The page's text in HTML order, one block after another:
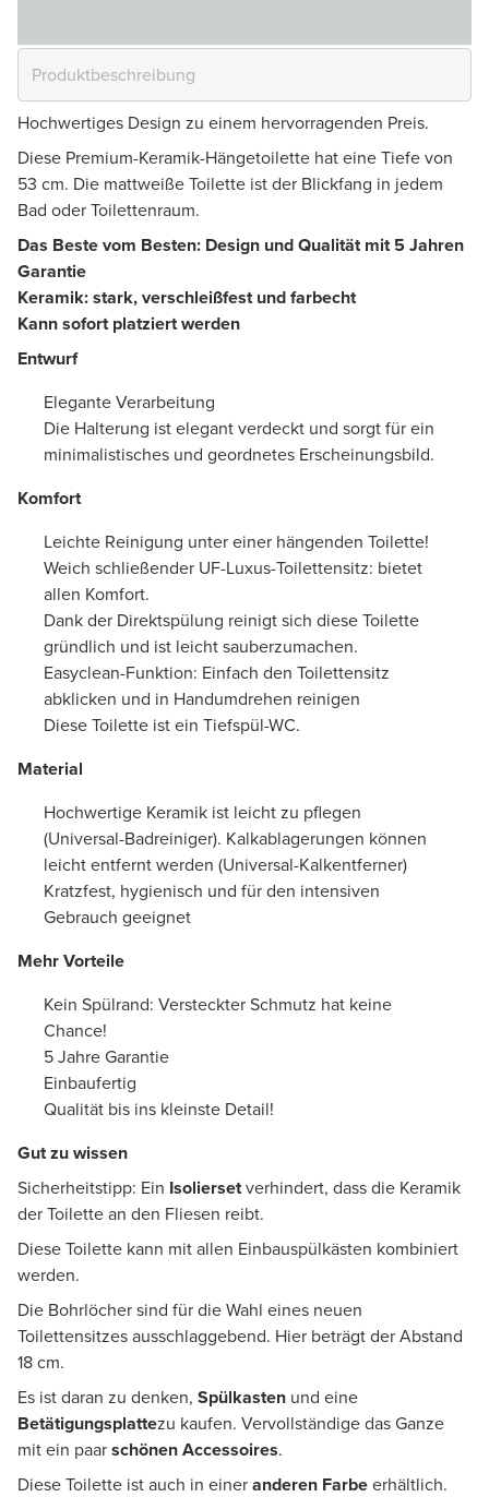
Hochwertiges Design zu einem hervorragenden Preis.
Diese Premium-Keramik-Hängetoilette hat eine Tiefe von
53 cm. Die mattweiße Toilette ist der Blickfang in jedem
Bad oder Toilettenraum.
Das Beste vom Besten: Design und Qualität mit 5 Jahren
Garantie
Keramik: stark, verschleißfest und farbecht
Kann sofort platziert werden
Entwurf
Elegante Verarbeitung
Die Halterung ist elegant verdeckt und sorgt für ein
minimalistisches und geordnetes Erscheinungsbild.
Komfort
Leichte Reinigung unter einer hängenden Toilette!
Weich schließender UF-Luxus-Toilettensitz: bietet
allen Komfort.
Dank der Direktspülung reinigt sich diese Toilette
gründlich und ist leicht sauberzumachen.
Easyclean-Funktion: Einfach den Toilettensitz
abklicken und in Handumdrehen reinigen
Diese Toilette ist ein Tiefspül-WC.
Material
Hochwertige Keramik ist leicht zu pflegen
(Universal-Badreiniger). Kalkablagerungen können
leicht entfernt werden (Universal-Kalkentferner)
Kratzfest, hygienisch und für den intensiven
Gebrauch geeignet
Mehr Vorteile
Kein Spülrand: Versteckter Schmutz hat keine
Chance!
5 Jahre Garantie
Einbaufertig
Qualität bis ins kleinste Detail!
Gut zu wissen
Sicherheitstipp: Ein Isoliersetverhindert, dass die Keramik
der Toilette an den Fliesen reibt.
Diese Toilette kann mit allen Einbauspülkästen kombiniert
werden.
Die Bohrlöcher sind für die Wahl eines neuen
Toilettensitzes ausschlaggebend. Hier beträgt der Abstand
18 cm.
Es ist daran zu denken, Spülkasten und eine
Betätigungsplattezu kaufen. Vervollständige das Ganze
mit ein paarschönen Accessoires.
Diese Toilette ist auch in eineranderen Farbeerhältlich.